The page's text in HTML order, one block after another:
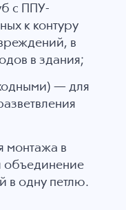
с ППУ-
к контуру
в
в здания;
— для
в
объединение
в одну петлю.